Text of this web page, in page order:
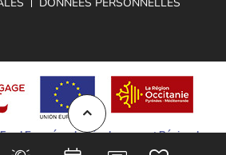
DONNÉES PERSONNELLES
Européen de Développement Régional